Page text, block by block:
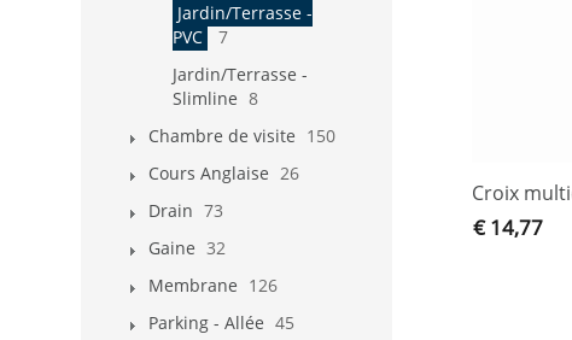
Croix
€ 14,77
Jardin/Terrasse -
PVC
7
Jardin/Terrasse -
Slimline 8
Chambre de visite 150
Cours Anglaise 26
Drain 73
Gaine 32
Membrane 126
Parking - Allée 45